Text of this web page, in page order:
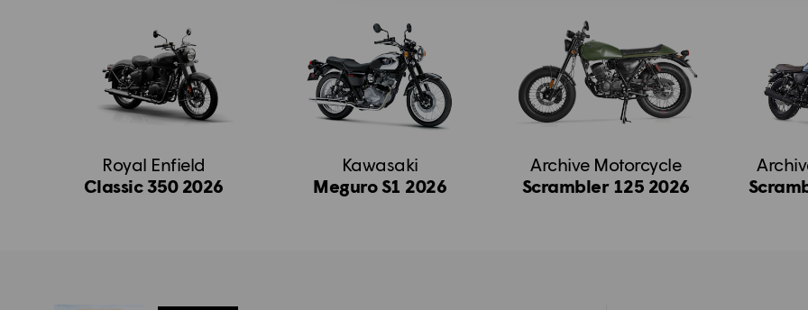
Royal Enfield
Classic 350 2026
Kawasaki
Meguro S1 2026
Archive Motorcycle
Scrambler 125 2026